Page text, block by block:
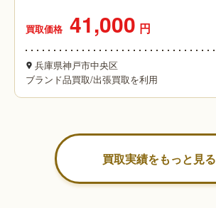
買取価格 41,000 円
兵庫県神戸市中央区
ブランド品買取/出張買取を利用
買取実績をもっと見る